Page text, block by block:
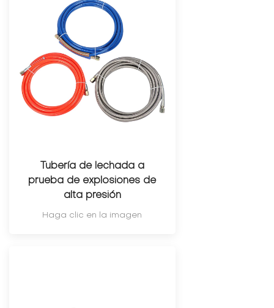
Tubería de lechada a
prueba de explosiones de
alta presión
Haga clic en la imagen